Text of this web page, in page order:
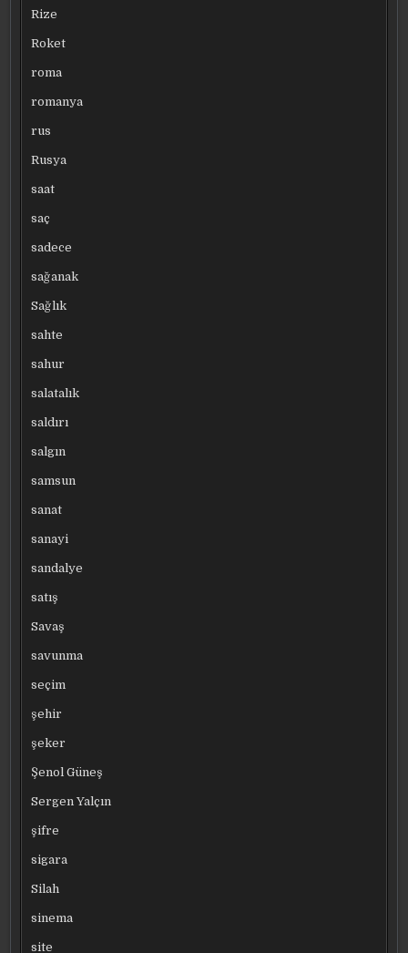
Rize
Roket
roma
romanya
rus
Rusya
saat
saç
sadece
sağanak
Sağlık
sahte
sahur
salatalık
saldırı
salgın
samsun
sanat
sanayi
sandalye
satış
Savaş
savunma
seçim
şehir
şeker
Şenol Güneş
Sergen Yalçın
şifre
sigara
Silah
sinema
site